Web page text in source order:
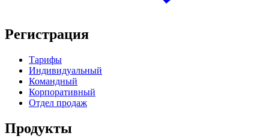
Регистрация
Тарифы
Индивидуальный
Командный
Корпоративный
Отдел продаж
Продукты